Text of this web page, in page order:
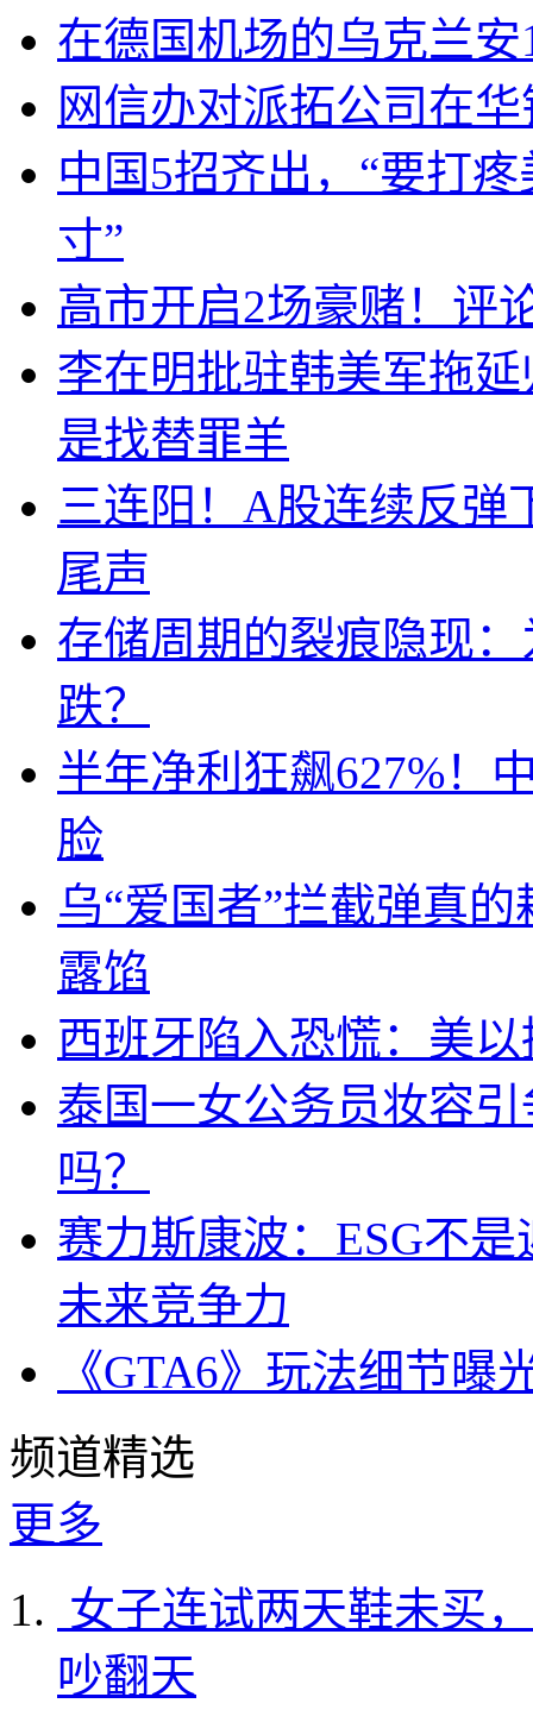
在德国机场的乌克兰
网信办对派拓公司在
中国5招齐出，“要打
寸”
高市开启2场豪赌！评
李在明批驻韩美军拖
是找替罪羊
三连阳！A股连续反弹
尾声
存储周期的裂痕隐现
跌？
半年净利狂飙627%！
脸
乌“爱国者”拦截弹真
露馅
西班牙陷入恐慌：美
泰国一女公务员妆容
吗？
赛力斯康波：ESG不
未来竞争力
《GTA6》玩法细节
频道精选
更多
女子连试两天鞋未买
吵翻天